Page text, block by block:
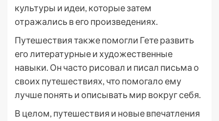
культуры и идеи, которые затем
отражались в его произведениях.
Путешествия также помогли Гете развить
его литературные и художественные
навыки. Он часто рисовал и писал письма о
своих путешествиях, что помогало ему
лучше понять и описывать мир вокруг себя.
В целом, путешествия и новые впечатления